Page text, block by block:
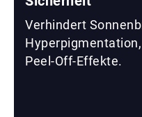
Verhindert
Peel-Off-Effekte.